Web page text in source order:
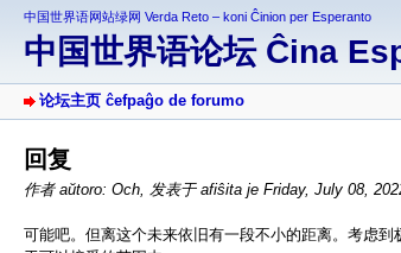
中国世界语网站绿网 Verda Reto – koni Ĉinion per Esperanto
中国世界语论坛 Ĉina
论坛主页 ĉefpaĝo de forumo
回复
作者 aŭtoro: Och, 发表于 afiŝita je Friday, July 08,
可能吧。但离这个未来依旧有一段不小的距离。考虑